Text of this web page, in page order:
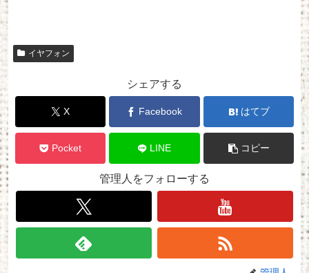
イヤフォン
シェアする
X Facebook はてブ
Pocket LINE コピー
管理人をフォローする